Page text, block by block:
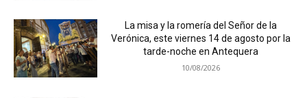
La misa y la romería del Señor de la
Verónica, este viernes 14 de agosto por la
tarde-noche en Antequera
10/08/2026